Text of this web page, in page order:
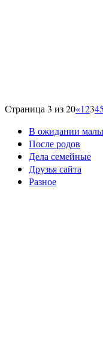
Страница 3 из 20«12345
В ожидании
После родов
Дела семейные
Друзья сайта
Разное